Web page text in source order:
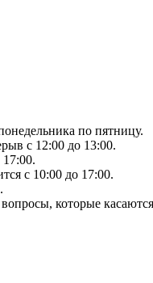
по пятницу.
с 12:00 до 13:00.
с 10:00 до 17:00.
которые